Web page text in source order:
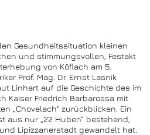
Gesundheitssituation kleinen
und stimmungsvollen, Festakt
von Köflach am 5.
Prof. Mag. Dr. Ernst Lasnik
Linhart auf die Geschichte des im
Kaiser Friedrich Barbarossa mit
„Chovelach“ zurückblicken. Ein
aus nur „22 Huben“ bestehend,
Lipizzanerstadt gewandelt hat.